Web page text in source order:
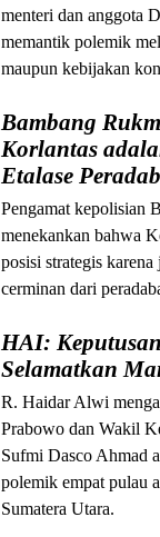
menteri dan anggota
memantik polemik
maupun kebijakan
Bambang
Korlantas
Etalase
Pengamat kepolisian
menekankan bahwa
posisi strategis karena
cerminan dari
HAI:
Selamatkan
R. Haidar Alwi
Prabowo dan Wakil
Sufmi Dasco Ahmad
polemik empat pulau
Sumatera Utara.